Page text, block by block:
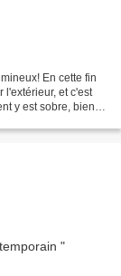
En cette fin
l'extérieur, et c'est
y est sobre, bien